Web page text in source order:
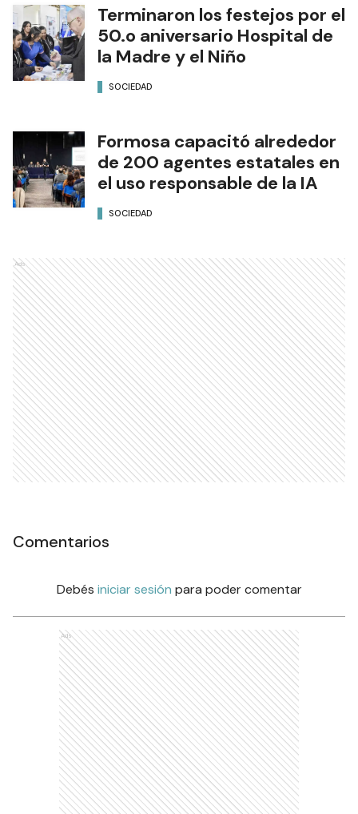
Terminaron los festejos por el
50.o aniversario Hospital de
la Madre y el Niño
SOCIEDAD
Formosa capacitó alrededor
de 200 agentes estatales en
el uso responsable de la IA
SOCIEDAD
Ads
Comentarios
Debés iniciar sesión para poder comentar
Ads